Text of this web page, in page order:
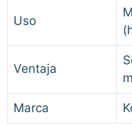
Uso
Ventaja
Marca